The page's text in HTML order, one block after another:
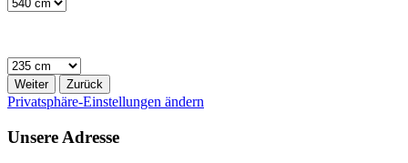
Weiter Zurück
Privatsphäre-Einstellungen ändern
Unsere Adresse